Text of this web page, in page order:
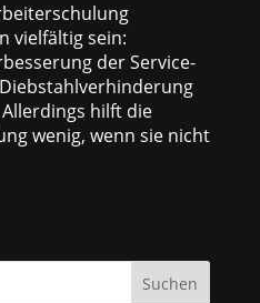
vielfältig sein:
der Service-
hilft die
wenig, wenn sie nicht